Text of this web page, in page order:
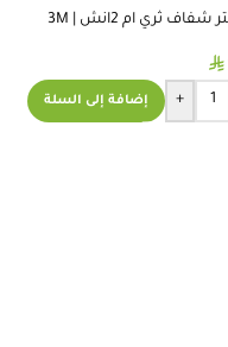
بلاستر شفاف ثري ام 2انش | 3M
⃁
+ إضافة إلى السلة